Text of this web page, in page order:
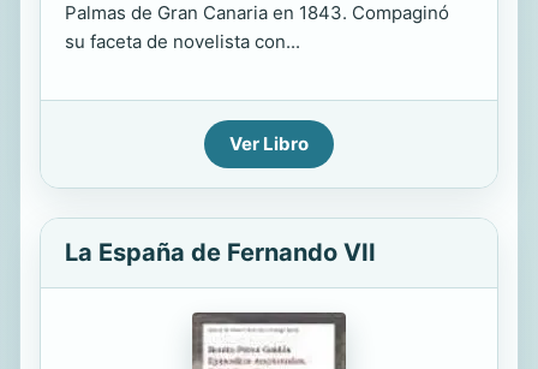
Palmas de Gran Canaria en 1843. Compaginó
su faceta de novelista con...
Ver Libro
La España de Fernando VII